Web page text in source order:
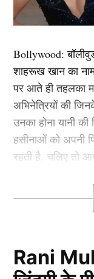
manager died )
काम कर रहे थे और
वजह से वो अपनी
की ये हालत देखकर
आवाज लगाई, उन्हें
अफसोस की तब तक
कारण राजेश की
घटना का
Bollywood:
शाहरूख खान का
पर आते ही तहलका
अभिनेत्रियों की
उनका होना यानी
हसीनाओं को अपनी
रहती है. चलिए तो
कौन हैं
Padukone)
Rani